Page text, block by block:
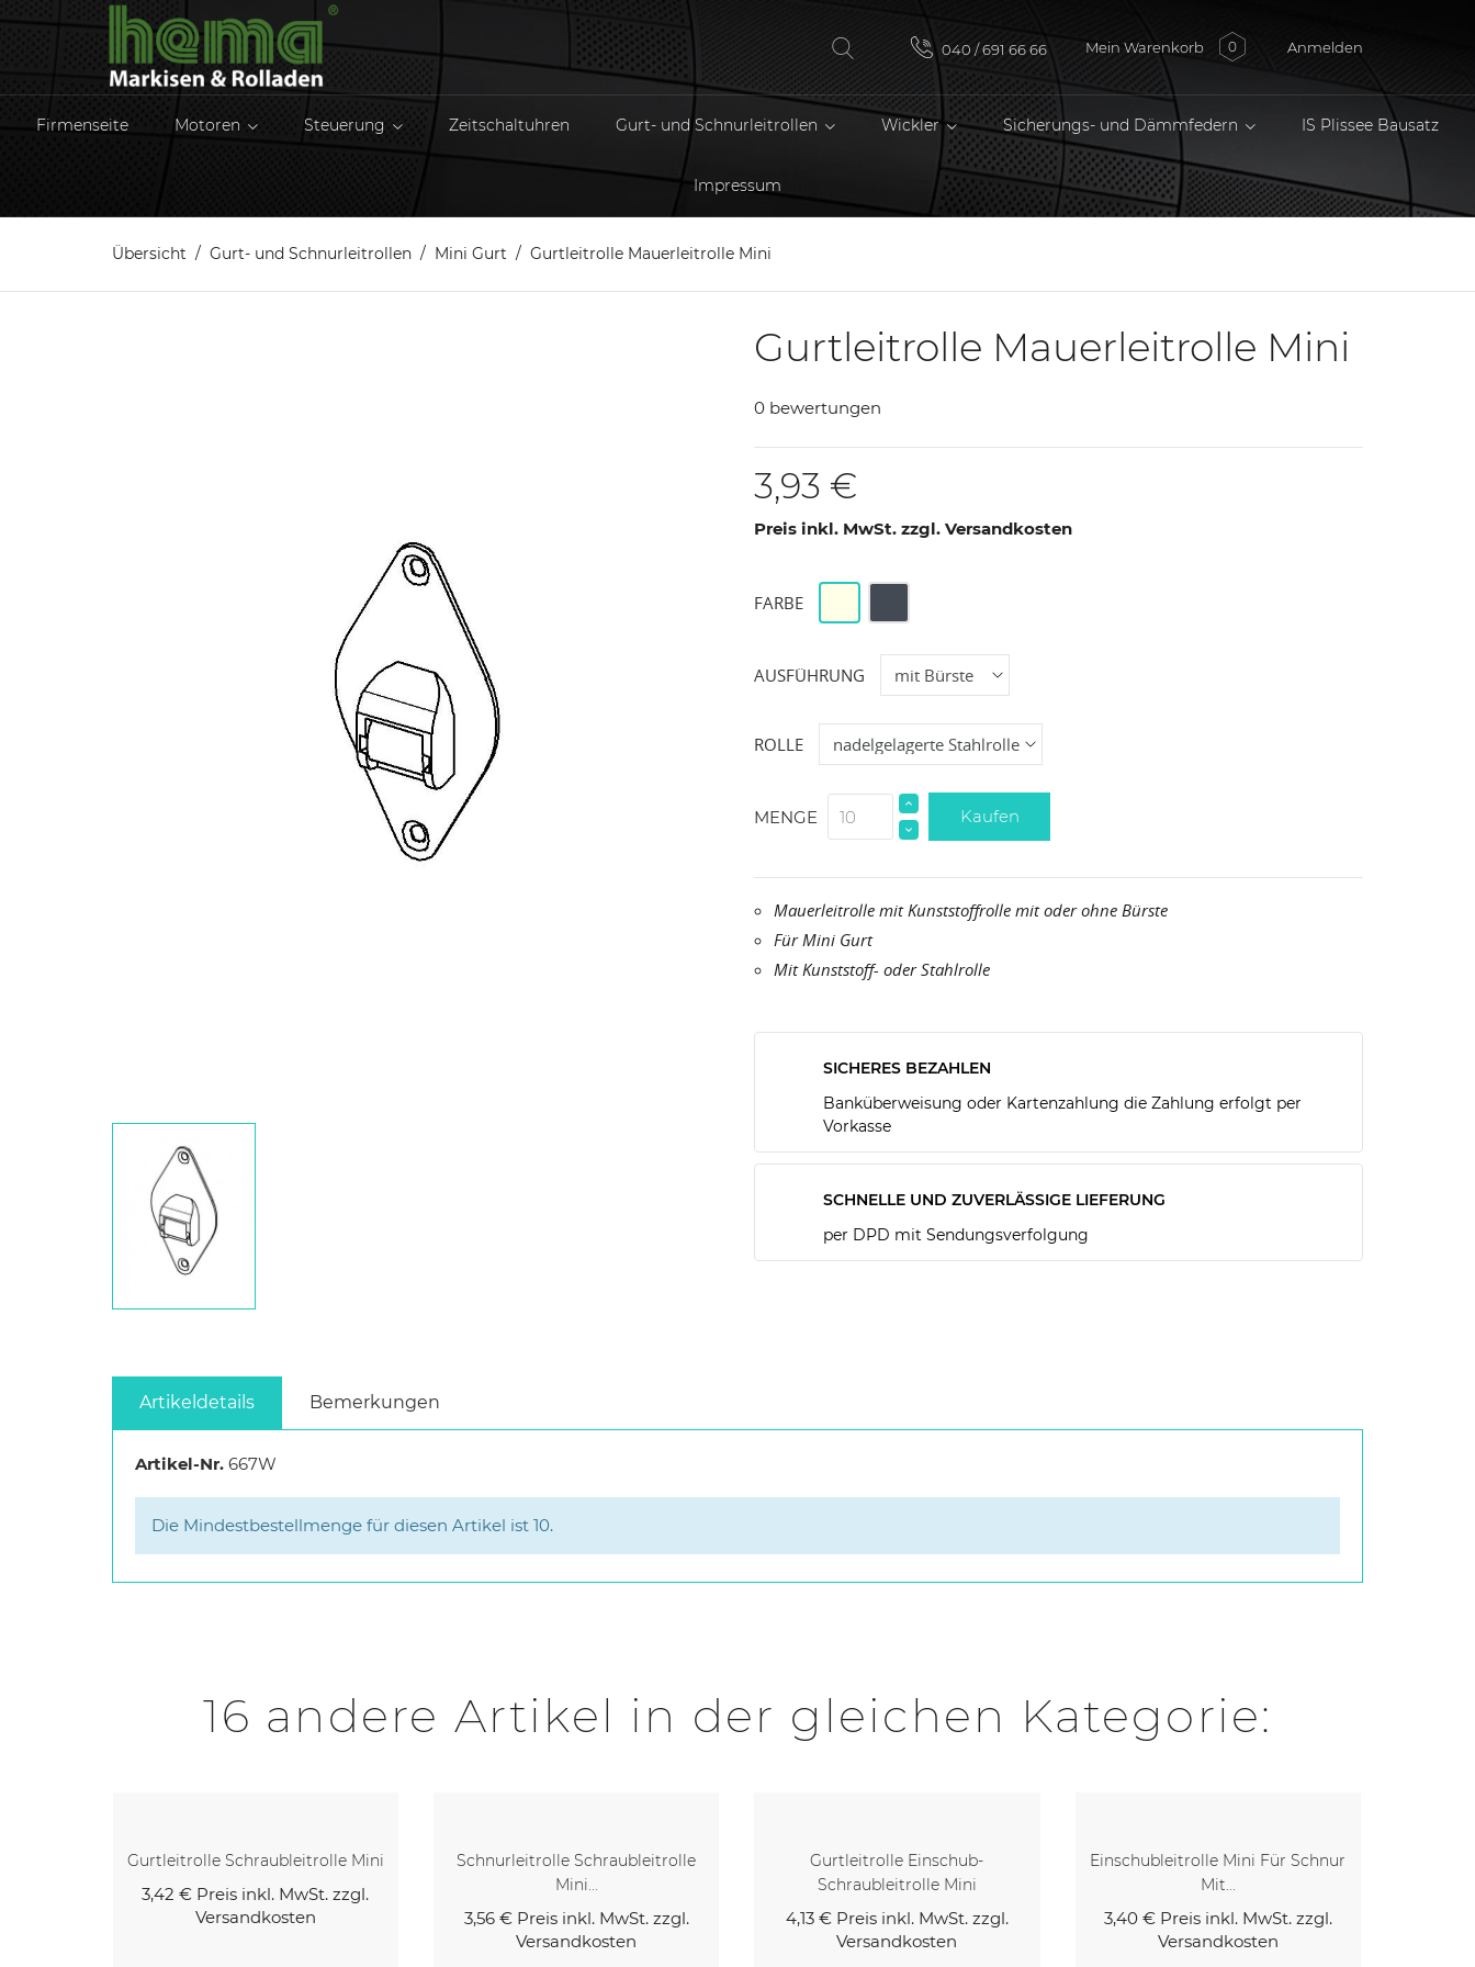
040 / 691 66 66 Mein Warenkorb 0 Anmelden
Firmenseite Motoren Steuerung Zeitschaltuhren Gurt- und Schnurleitrollen Wickler Sicherungs- und Dämmfedern IS Plissee Bausatz
Impressum
Übersicht Gurt- und Schnurleitrollen Mini Gurt Gurtleitrolle Mauerleitrolle Mini
Gurtleitrolle Mauerleitrolle Mini
0 bewertungen
3,93 €
Preis inkl. MwSt. zzgl. Versandkosten
FARBE
AUSFÜHRUNG
ROLLE
MENGE Kaufen
Mauerleitrolle mit Kunststoffrolle mit oder ohne Bürste
Für Mini Gurt
Mit Kunststoff- oder Stahlrolle
SICHERES BEZAHLEN
Banküberweisung oder Kartenzahlung die Zahlung erfolgt per
Vorkasse
SCHNELLE UND ZUVERLÄSSIGE LIEFERUNG
per DPD mit Sendungsverfolgung
Artikeldetails Bemerkungen
Artikel-Nr. 667W
Die Mindestbestellmenge für diesen Artikel ist 10.
16 andere Artikel in der gleichen Kategorie:
Schnurleitrolle Schraubleitrolle
Mini...
Preis inkl. MwSt. zzgl.
Gurtleitrolle Einschub-
Schraubleitrolle Mini
4,13 €Preis inkl. MwSt. zzgl.
Versandkosten
Einschubleitrolle Mini Für Schnur
Mit...
3,40 € Preis inkl. MwSt. zzgl.
Versandkosten
Polygurt 12mm 50m Rolle
Preis inkl. MwSt. zzgl.
Versandkosten